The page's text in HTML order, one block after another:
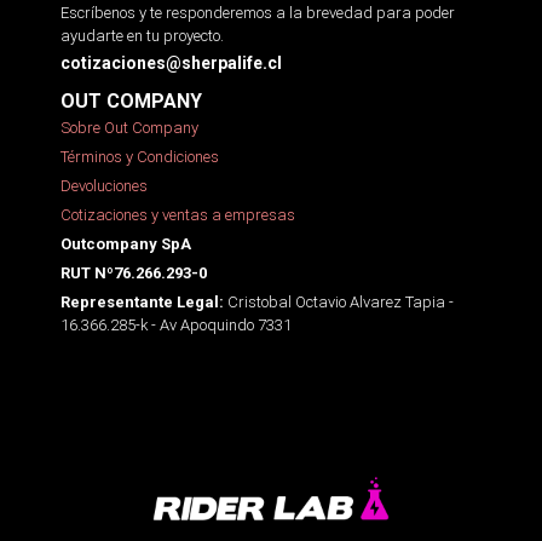
Escríbenos y te responderemos a la brevedad para poder
ayudarte en tu proyecto.
cotizaciones@sherpalife.cl
OUT COMPANY
Sobre Out Company
Términos y Condiciones
Devoluciones
Cotizaciones y ventas a empresas
Outcompany SpA
RUT Nº76.266.293-0
Representante Legal: Cristobal Octavio Alvarez Tapia -
16.366.285-k - Av Apoquindo 7331